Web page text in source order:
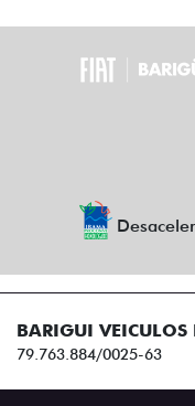
BARIGUI VEICULOS
79.763.884/0025-63